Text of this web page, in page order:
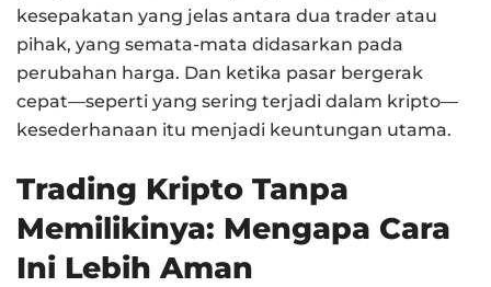
kesepakatan yang jelas antara dua trader atau
pihak, yang semata-mata didasarkan pada
perubahan harga. Dan ketika pasar bergerak
cepat—seperti yang sering terjadi dalam kripto—
kesederhanaan itu menjadi keuntungan utama.
Trading Kripto Tanpa
Memilikinya: Mengapa Cara
Ini Lebih Aman